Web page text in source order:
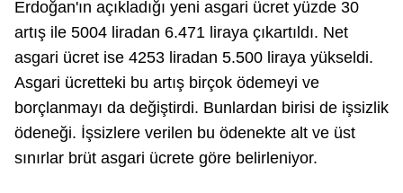
Erdoğan'ın açıkladığı yeni asgari ücret yüzde 30
artış ile 5004 liradan 6.471 liraya çıkartıldı. Net
asgari ücret ise 4253 liradan 5.500 liraya yükseldi.
Asgari ücretteki bu artış birçok ödemeyi ve
borçlanmayı da değiştirdi. Bunlardan birisi de işsizlik
ödeneği. İşsizlere verilen bu ödenekte alt ve üst
sınırlar brüt asgari ücrete göre belirleniyor.